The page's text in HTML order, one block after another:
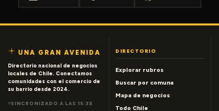
UNA GRAN AVENIDA
Directorio nacional de negocios
locales de Chile. Conectamos
comunidades con el comercio de
su barrio desde 2024.
SINCRONIZADO A LAS 15:38
DIRECTORIO
Explorar rubros
Buscar por comuna
Mapa de negocios
Todo Chile